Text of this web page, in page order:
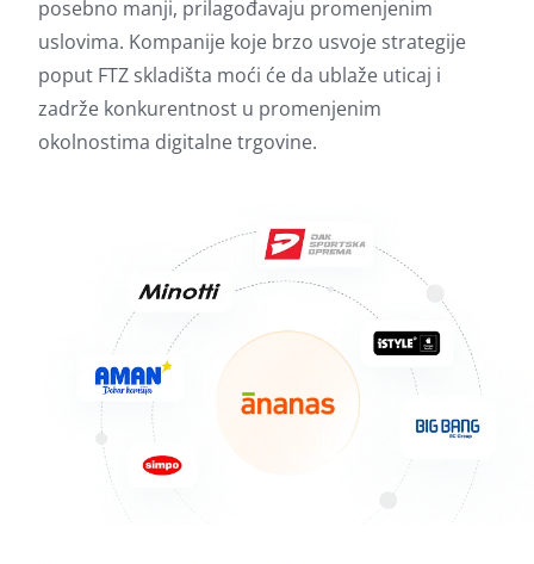
posebno manji, prilagođavaju promenjenim
uslovima. Kompanije koje brzo usvoje strategije
poput FTZ skladišta moći će da ublaže uticaj i
zadrže konkurentnost u promenjenim
okolnostima digitalne trgovine.